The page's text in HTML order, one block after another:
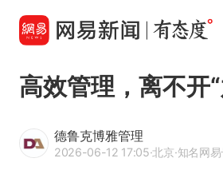
高效管理，离不开
德鲁克博雅管理
2026-06-12 17:05·北京·知名网易号人